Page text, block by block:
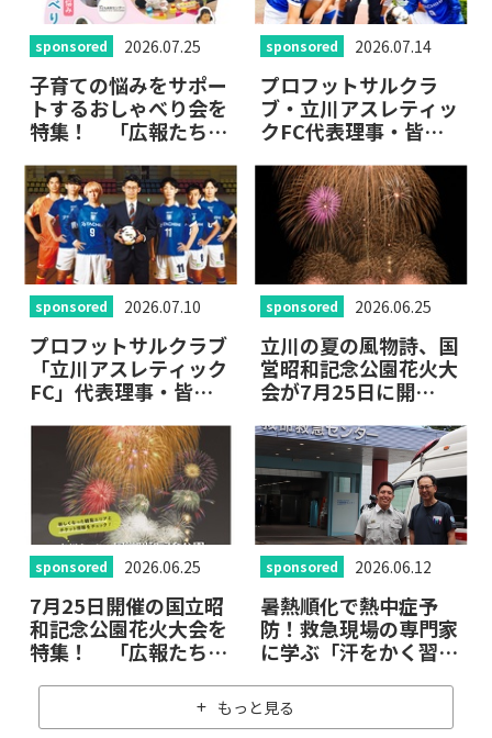
sponsored 2026.07.25
子育ての悩みをサポー
トするおしゃべり会を
特集！ 「広報たちか
中
sponsored 2026.07.14
プロフットサルクラ
ブ・立川アスレティッ
クFC代表理事・皆本
み、歩んでいけるチー
ムへ」
sponsored 2026.07.10
プロフットサルクラブ
「立川アスレティック
FC」代表理事・皆本
「広報たちかわ」7月
10日号が公開中
sponsored 2026.06.25
立川の夏の風物詩、国
営昭和記念公園花火大
会が7月25日に開
覧エリア＆チケット情
報も
sponsored 2026.06.25
7月25日開催の国立昭
和記念公園花火大会を
特集！ 「広報たちか
sponsored 2026.06.12
暑熱順化で熱中症予
防！救急現場の専門家
に学ぶ「汗をかく習慣
もっと見る